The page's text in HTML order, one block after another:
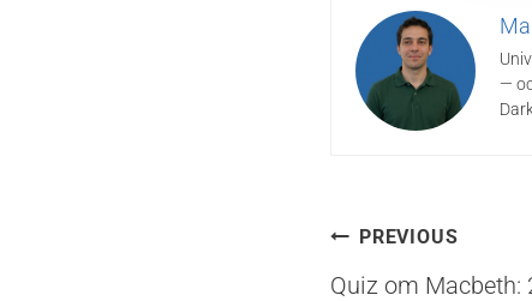
—
PREVIOUS
Quiz om Macbeth: